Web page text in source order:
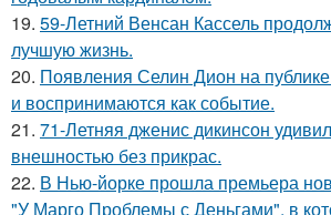
19. 59-Летний Венсан Кассель
лучшую жизнь.
20. Появления Селин Дион на
и воспринимаются как событие.
21. 71-Летняя дженис дикинсон
внешностью без прикрас.
22. В Нью-йорке прошла премьера
"У Марго Проблемы с Деньгами", в